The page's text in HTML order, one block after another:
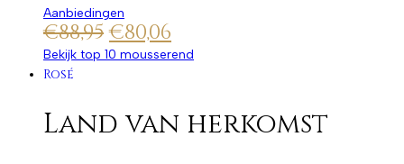
Aanbiedingen
€88,95€80,06
Bekijk top 10 mousserend
Rosé
Land van herkomst